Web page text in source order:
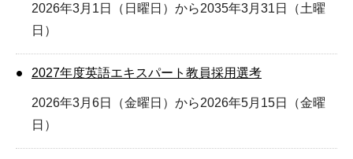
2026年3月1日（日曜日）から2035年3月31日（土曜
日）
2027年度英語エキスパート教員採用選考
2026年3月6日（金曜日）から2026年5月15日（金曜
日）